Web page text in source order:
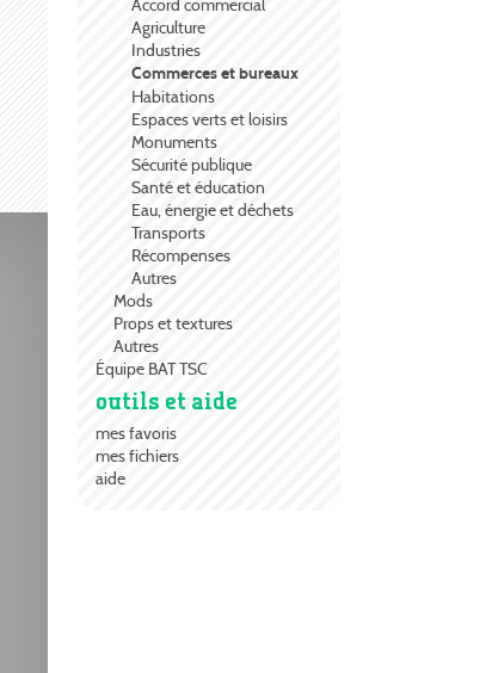
Accord commercial
Agriculture
Industries
Commerces et bureaux
Habitations
Espaces verts et loisirs
Monuments
Sécurité publique
Santé et éducation
Eau, énergie et déchets
Transports
Récompenses
Autres
Mods
Props et textures
Autres
Équipe BAT TSC
outils et aide
mes favoris
mes fichiers
aide